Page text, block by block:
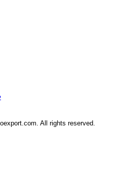
All rights reserved.